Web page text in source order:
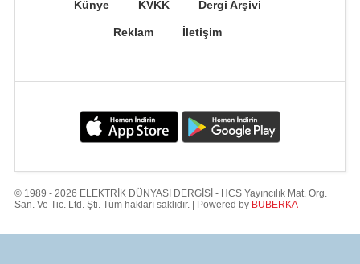
Künye KVKK Dergi Arşivi
Reklam İletişim
© 1989 - 2026 ELEKTRİK DÜNYASI DERGİSİ - HCS Yayıncılık Mat. Org.
San. Ve Tic. Ltd. Şti. Tüm hakları saklıdır. | Powered by BUBERKA